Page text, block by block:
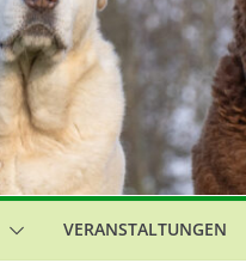
VERANSTALTUNGEN